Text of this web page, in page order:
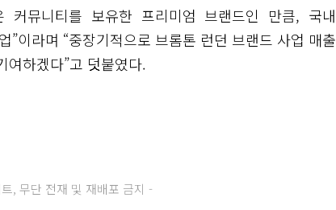
뮤니티를 보유한 프리미엄 브랜드인 만큼, 국내
이라며 “중장기적으로 브롬톤 런던 브랜드 사업 매출
하겠다”고 덧붙였다.
, 무단 전재 및 재배포 금지 -